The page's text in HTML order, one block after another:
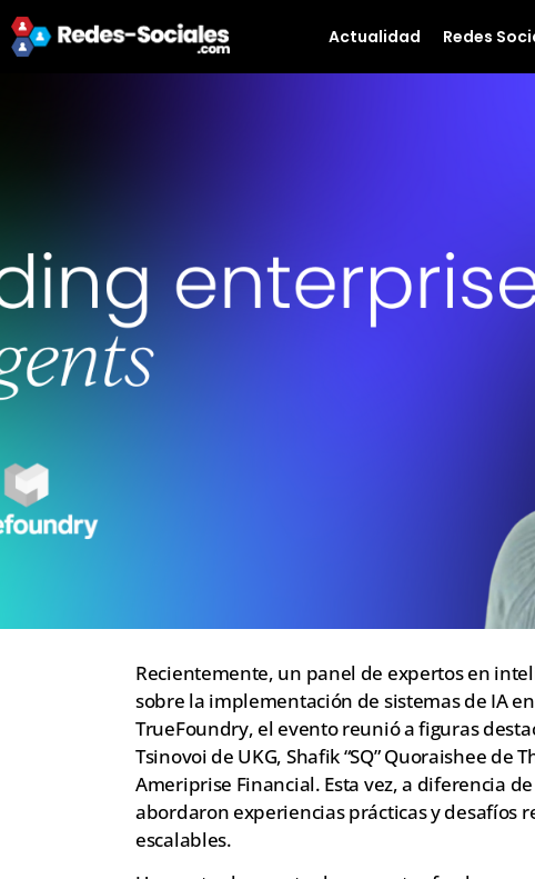
Actualidad Redes
Recientemente, un panel de expertos en
sobre la implementación de sistemas de IA
TrueFoundry, el evento reunió a figuras
Tsinovoi de UKG, Shafik “SQ” Quoraishee de
Ameriprise Financial. Esta vez, a diferencia
abordaron experiencias prácticas y desafíos
escalables.